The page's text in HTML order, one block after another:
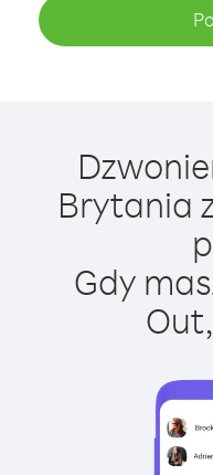
Brytania
Gdy